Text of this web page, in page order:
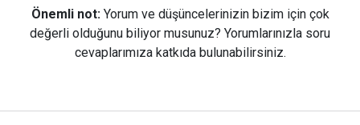
Önemli not: Yorum ve düşüncelerinizin bizim için çok
değerli olduğunu biliyor musunuz? Yorumlarınızla soru
cevaplarımıza katkıda bulunabilirsiniz.